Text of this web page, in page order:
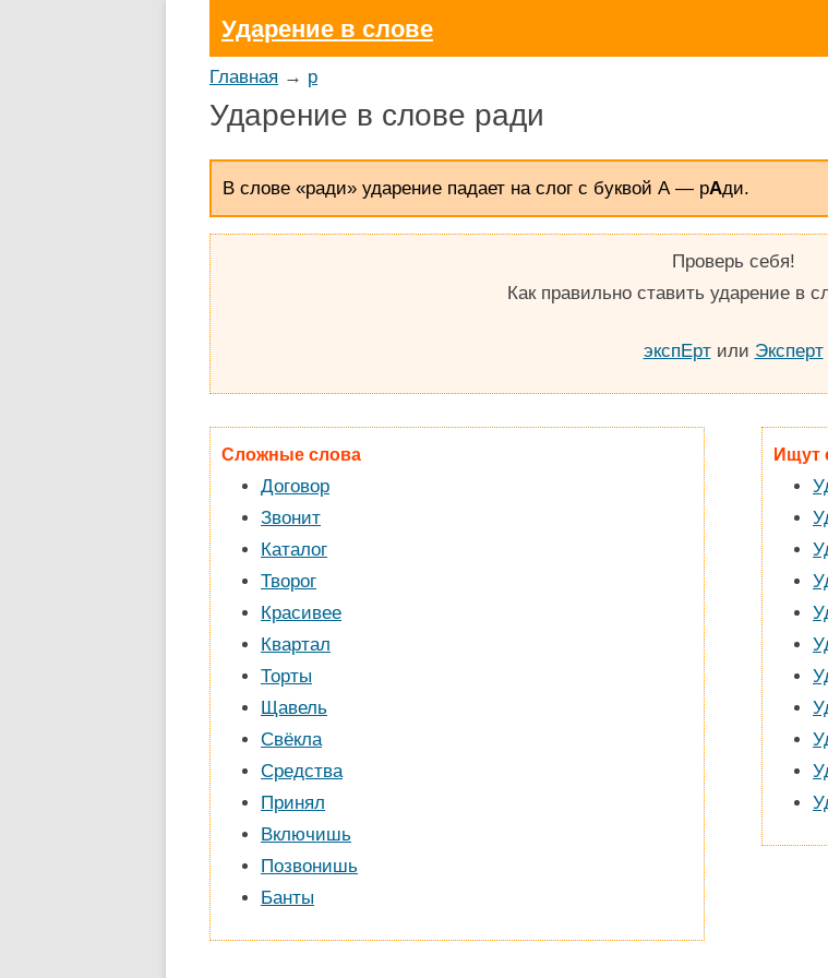
Ударение в слове
Главная → р
Ударение в слове ради
В слове «ради» ударение падает на слог с буквой А — рАди.
Проверь себя!
Как правильно ставить ударение в
экспЕртили Эксперт
Сложные слова
Договор
Звонит
Каталог
Творог
Красивее
Квартал
Торты
Щавель
Свёкла
Средства
Принял
Включишь
Позвонишь
Банты
Ищут